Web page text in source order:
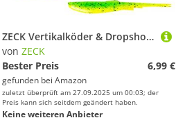
ZECK Vertikalköder & Dropshot Angelköder - Wilson 3 Inch | 7,6 cm - Kiwi Lemon
von ZECK
Bester Preis
6,99 €
gefunden bei Amazon
zuletzt überprüft am 27.09.2025 um 00:03; der
Preis kann sich seitdem geändert haben.
Keine weiteren Anbieter